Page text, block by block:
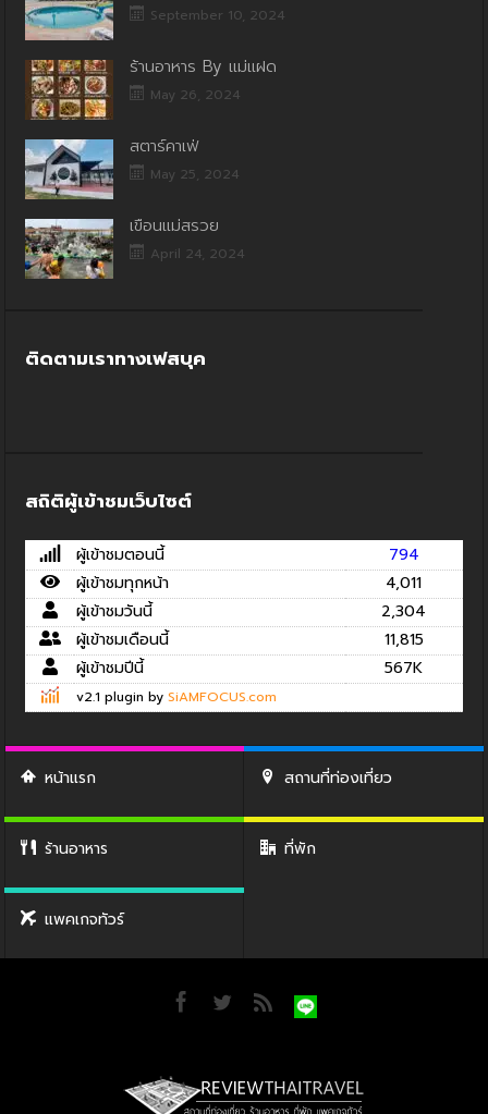
September 10, 2024
ร้านอาหาร By แม่แฝด
May 26, 2024
สตาร์คาเฟ่
May 25, 2024
เขื่อนแม่สรวย
April 24, 2024
ติดตามเราทางเฟสบุค
สถิติผู้เข้าชมเว็บไซต์
ผู้เข้าชมตอนนี้
794
ผู้เข้าชมทุกหน้า
4,011
ผู้เข้าชมวันนี้
2,304
ผู้เข้าชมเดือนนี้
11,815
ผู้เข้าชมปีนี้
567K
v2.1 plugin by SiAMFOCUS.com
หน้าแรก สถานที่ท่องเที่ยว
ร้านอาหาร ที่พัก
แพคเกจทัวร์